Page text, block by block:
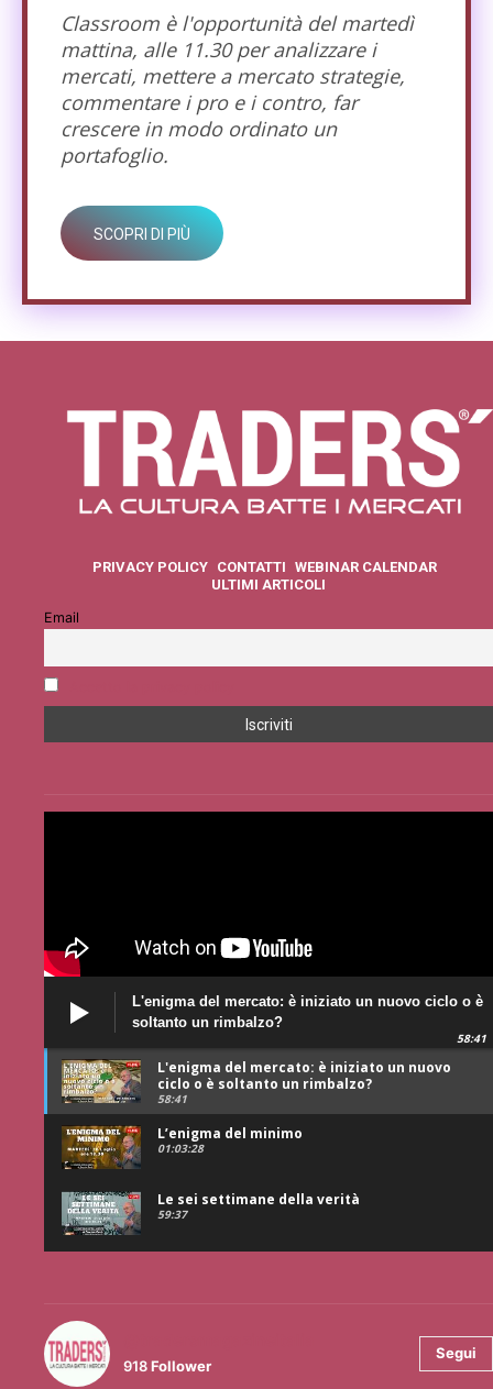
Classroom è l'opportunità del martedì
mattina, alle 11.30 per analizzare i
mercati, mettere a mercato strategie,
commentare i pro e i contro, far
crescere in modo ordinato un
portafoglio.
SCOPRI DI PIÙ
PRIVACY POLICY CONTATTI WEBINAR CALENDAR
ULTIMI ARTICOLI
Email
L'enigma del mercato: è iniziato un nuovo ciclo o è
soltanto un rimbalzo?
58:41
L'enigma del mercato: è iniziato un nuovo
ciclo o è soltanto un rimbalzo?
58:41
L’enigma del minimo
01:03:28
Le sei settimane della verità
59:37
918Follower
Segui